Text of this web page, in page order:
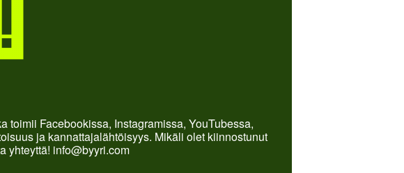
toimii Facebookissa, Instagramissa, YouTubessa,
ja kannattajalähtöisyys. Mikäli olet kiinnostunut
yhteyttä! info@byyri.com